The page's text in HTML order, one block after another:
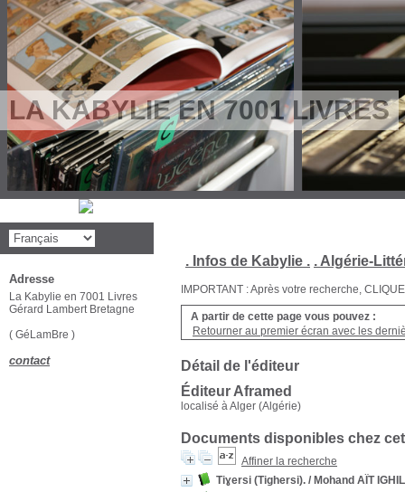
LA KABYLIE EN 7001 LIVRES
. Infos de Kabylie . . Algérie-
IMPORTANT : Après votre recherche,
A partir de cette page vous pouvez :
Retourner au premier écran avec les
Détail de l'éditeur
Éditeur Aframed
localisé à Alger (Algérie)
Documents disponibles chez
Affiner la recherche
Tiɣersi (Tighersi). / Mohand AÏT IGHIL
Adresse
La Kabylie en 7001 Livres
Gérard Lambert Bretagne
( GéLamBre )
contact